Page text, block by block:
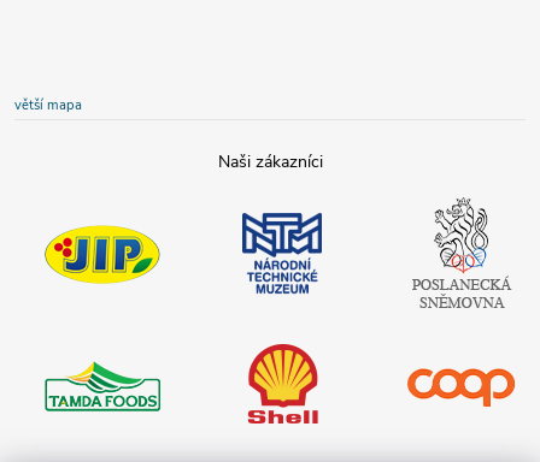
větší mapa
technické
muzeum
Poslanecká
sněmovna
České
republiky